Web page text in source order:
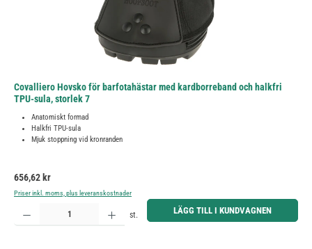
Covalliero Hovsko för barfotahästar med kardborreband och halkfri
TPU-sula, storlek 7
Anatomiskt formad
Halkfri TPU-sula
Mjuk stoppning vid kronranden
Ordinarie pris:
656,62 kr
Priser inkl. moms, plus leveranskostnader
Produktkvantitet: Ange önskat belopp eller använd knapparna för att öka eller minska kvantiteten.
st. LÄGG TILL I KUNDVAGNEN